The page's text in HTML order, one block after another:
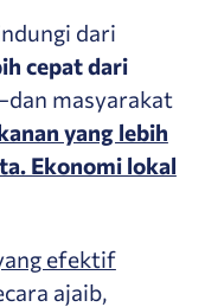
dari
cepat dari
masyarakat
yang lebih
Ekonomi lokal
efektif
ajaib,